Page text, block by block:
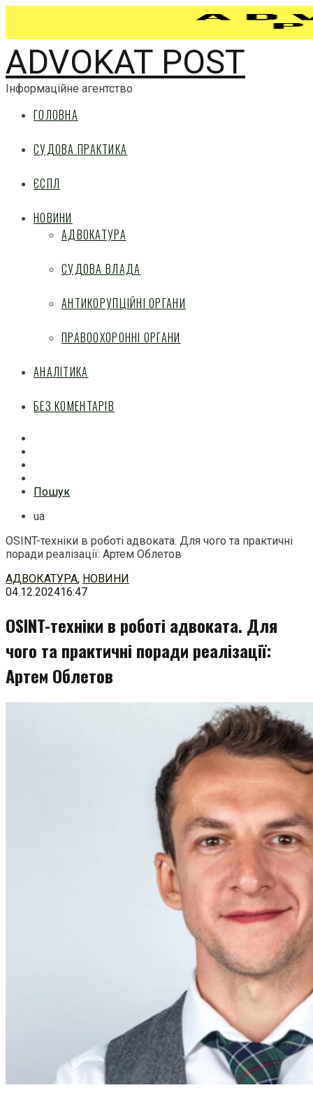
ADVOKAT POST
Інформаційне агентство
ГОЛОВНА
СУДОВА ПРАКТИКА
ЄСПЛ
НОВИНИ
АДВОКАТУРА
СУДОВА ВЛАДА
АНТИКОРУПЦІЙНІ ОРГАНИ
ПРАВООХОРОННІ ОРГАНИ
АНАЛІТИКА
БЕЗ КОМЕНТАРІВ
Пошук
ua
OSINT-техніки в роботі адвоката. Для чого та практичні
поради реалізації: Артем Облетов
Перейти
до
АДВОКАТУРА, НОВИНИ
04.12.202416:47
OSINT-техніки в роботі адвоката. Для
чого та практичні поради реалізації:
Артем Облетов